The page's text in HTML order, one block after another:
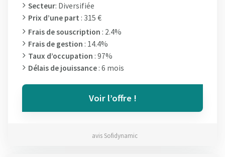
Secteur: Diversifiée
Prix d’une part : 315 €
Frais de souscription : 2.4%
Frais de gestion : 14.4%
Taux d’occupation : 97%
Délais de jouissance : 6 mois
Voir l’offre !
avis Sofidynamic